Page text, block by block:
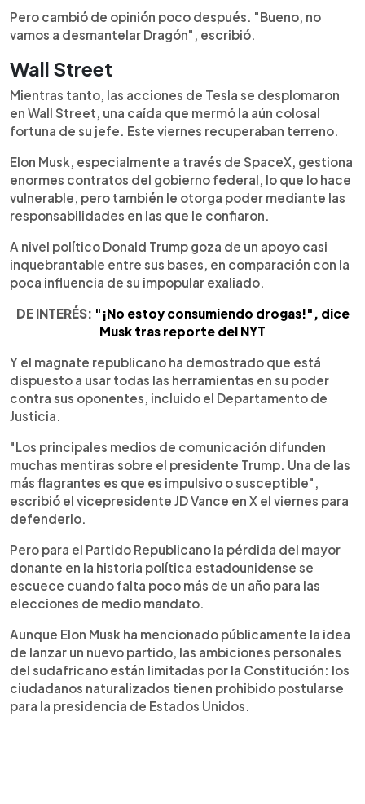
Pero cambió de opinión poco después. "Bueno, no
vamos a desmantelar Dragón", escribió.
Wall Street
Mientras tanto, las acciones de Tesla se desplomaron
en Wall Street, una caída que mermó la aún colosal
fortuna de su jefe. Este viernes recuperaban terreno.
Elon Musk, especialmente a través de SpaceX, gestiona
enormes contratos del gobierno federal, lo que lo hace
vulnerable, pero también le otorga poder mediante las
responsabilidades en las que le confiaron.
A nivel político Donald Trump goza de un apoyo casi
inquebrantable entre sus bases, en comparación con la
poca influencia de su impopular exaliado.
DE INTERÉS: "¡No estoy consumiendo drogas!", dice
Musk tras reporte del NYT
Y el magnate republicano ha demostrado que está
dispuesto a usar todas las herramientas en su poder
contra sus oponentes, incluido el Departamento de
Justicia.
"Los principales medios de comunicación difunden
muchas mentiras sobre el presidente Trump. Una de las
más flagrantes es que es impulsivo o susceptible",
escribió el vicepresidente JD Vance en X el viernes para
defenderlo.
Pero para el Partido Republicano la pérdida del mayor
donante en la historia política estadounidense se
escuece cuando falta poco más de un año para las
elecciones de medio mandato.
Aunque Elon Musk ha mencionado públicamente la idea
de lanzar un nuevo partido, las ambiciones personales
del sudafricano están limitadas por la Constitución: los
ciudadanos naturalizados tienen prohibido postularse
para la presidencia de Estados Unidos.